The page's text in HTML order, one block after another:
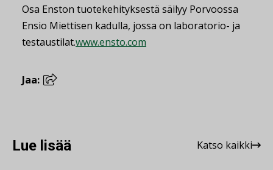
Osa Enston tuotekehityksestä säilyy Porvoossa
Ensio Miettisen kadulla, jossa on laboratorio- ja
testaustilat.www.ensto.com
Jaa:
Lue lisää Katso kaikki